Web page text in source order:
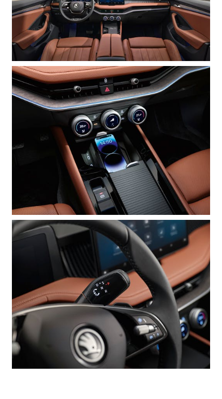
ŠKODA PALVELEE
VASTUULLISUUS
ŠKODA 130 VUOTTA
ŠKODA MEDIASSA
SPONSOROINTI & YHTEISTYÖ